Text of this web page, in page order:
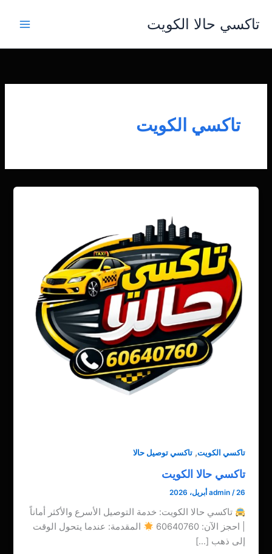
تاكسي حالا الكويت
تاكسي الكويت
تاكسي الكويت,تاكسي توصيل حالا
تاكسي حالا الكويت
admin /26 أبريل، 2026
تاكسي حالا الكويت: خدمة التوصيل الأسرع والأكثر أماناً
| احجز الآن: 60640760
المقدمة: عندما يتحول الوقت
إلى ذهب […]